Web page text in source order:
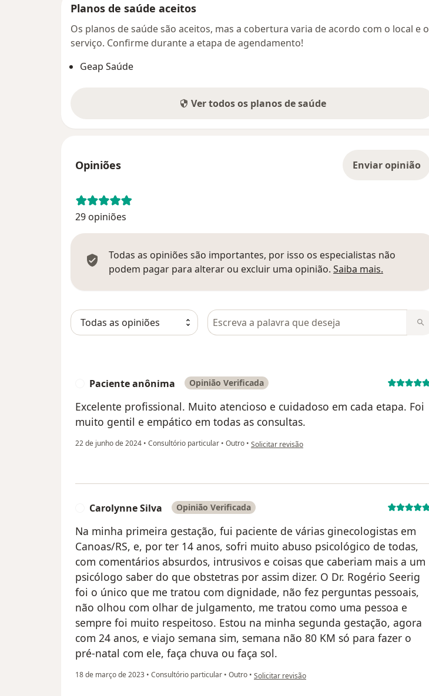
Planos de saúde aceitos
Os planos de saúde são aceitos, mas a cobertura varia de acordo com o local e o
serviço. Confirme durante a etapa de agendamento!
Geap Saúde
Ver todos os planos de saúde
Opiniões Enviar opinião
29 opiniões
Todas as opiniões são importantes, por isso os especialistas não
podem pagar para alterar ou excluir uma opinião. Saiba mais.
Pesquisar em opiniões
Paciente anônima Opinião Verificada
Excelente profissional. Muito atencioso e cuidadoso em cada etapa. Foi
muito gentil e empático em todas as consultas.
22 de junho de 2024 • Consultório particular • Outro • na opinião do utilizador Paciente anônima
Solicitar revisão
Carolynne Silva Opinião Verificada
Na minha primeira gestação, fui paciente de várias ginecologistas em
Canoas/RS, e, por ter 14 anos, sofri muito abuso psicológico de todas,
com comentários absurdos, intrusivos e coisas que caberiam mais a um
psicólogo saber do que obstetras por assim dizer. O Dr. Rogério Seerig
foi o único que me tratou com dignidade, não fez perguntas pessoais,
não olhou com olhar de julgamento, me tratou como uma pessoa e
sempre foi muito respeitoso. Estou na minha segunda gestação, agora
com 24 anos, e viajo semana sim, semana não 80 KM só para fazer o
pré-natal com ele, faça chuva ou faça sol.
18 de março de 2023 • Consultório particular • Outro • na opinião do utilizador Carolynne Silva
Solicitar revisão